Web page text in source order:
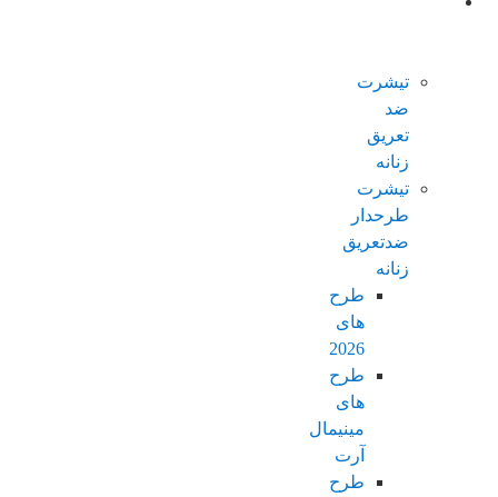
تیشرت
ضد
تعریق
زنانه
تیشرت
طرحدار
ضدتعریق
زنانه
طرح
های
2026
طرح
های
مینیمال
آرت
طرح